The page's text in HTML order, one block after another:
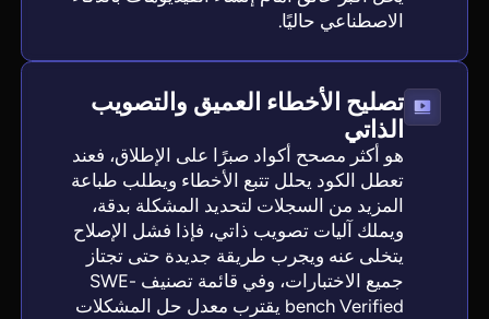
الاصطناعي حاليًا.
تصليح الأخطاء العميق والتصويب
الذاتي
هو أكثر مصحح أكواد صبرًا على الإطلاق، فعند
تعطل الكود يحلل تتبع الأخطاء ويطلب طباعة
المزيد من السجلات لتحديد المشكلة بدقة،
ويملك آليات تصويب ذاتي، فإذا فشل الإصلاح
يتخلى عنه ويجرب طريقة جديدة حتى تجتاز
جميع الاختبارات، وفي قائمة تصنيف SWE-
bench Verified يقترب معدل حل المشكلات